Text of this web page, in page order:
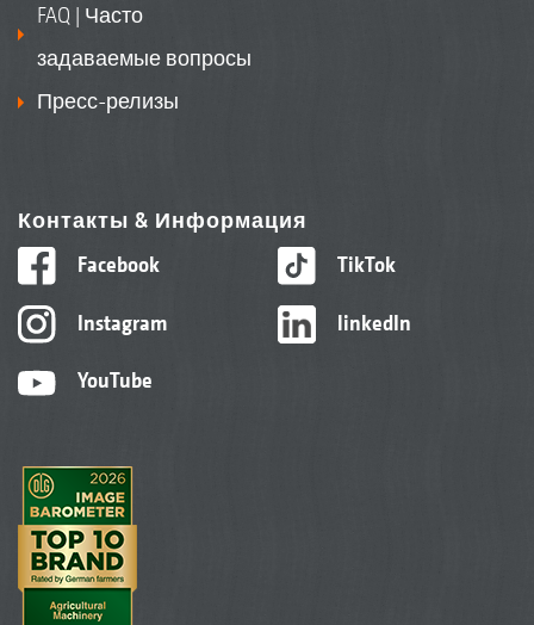
FAQ | Часто
задаваемые вопросы
Пресс-релизы
Контакты & Информация
Facebook
Instagram
YouTube
TikTok
linkedIn